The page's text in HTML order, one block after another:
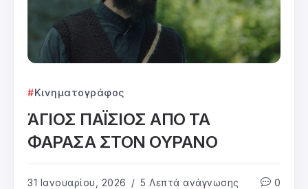
Κινηματογράφος
ΆΓΙΟΣ ΠΑΪΣΙΟΣ ΑΠΟ ΤΑ
ΦΑΡΑΣΑ ΣΤΟΝ ΟΥΡΑΝΟ
31 Ιανουαρίου, 2026 5 Λεπτά ανάγνωσης 0